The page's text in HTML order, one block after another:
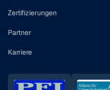
Zertifizierungen
Partner
Karriere